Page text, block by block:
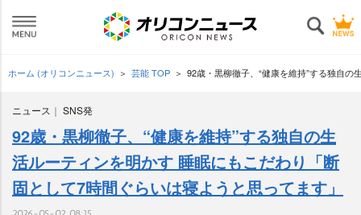
ホーム (オリコンニュース) 芸能 TOP 92歳・黒柳徹子、“健康を維持”する独自
ニュース SNS発
92歳・黒柳徹子、“健康を維持”する独自の生
活ルーティンを明かす 睡眠にもこだわり「断
固として7時間ぐらいは寝ようと思ってます」